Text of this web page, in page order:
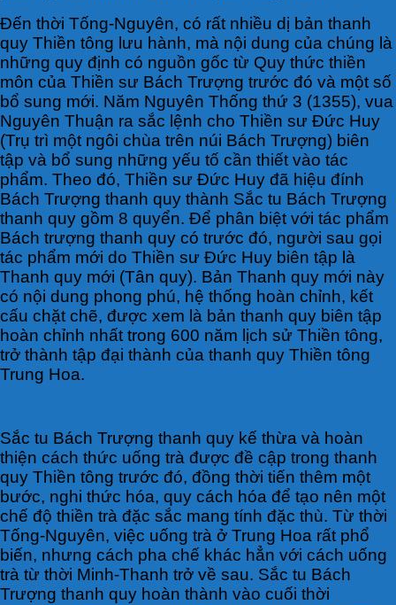
Đến thời Tống-Nguyên, có rất nhiều dị bản thanh
quy Thiền tông lưu hành, mà nội dung của chúng là
những quy định có nguồn gốc từ Quy thức thiền
môn của Thiền sư Bách Trượng trước đó và một số
bổ sung mới. Năm Nguyên Thống thứ 3 (1355), vua
Nguyên Thuận ra sắc lệnh cho Thiền sư Đức Huy
(Trụ trì một ngôi chùa trên núi Bách Trượng) biên
tập và bổ sung những yếu tố cần thiết vào tác
phẩm. Theo đó, Thiền sư Đức Huy đã hiệu đính
Bách Trượng thanh quy thành Sắc tu Bách Trượng
thanh quy gồm 8 quyển. Để phân biệt với tác phẩm
Bách trượng thanh quy có trước đó, người sau gọi
tác phẩm mới do Thiền sư Đức Huy biên tập là
Thanh quy mới (Tân quy). Bản Thanh quy mới này
có nội dung phong phú, hệ thống hoàn chỉnh, kết
cấu chặt chẽ, được xem là bản thanh quy biên tập
hoàn chỉnh nhất trong 600 năm lịch sử Thiền tông,
trở thành tập đại thành của thanh quy Thiền tông
Trung Hoa.
Sắc tu Bách Trượng thanh quy kế thừa và hoàn
thiện cách thức uống trà được đề cập trong thanh
quy Thiền tông trước đó, đồng thời tiến thêm một
bước, nghi thức hóa, quy cách hóa để tạo nên một
chế độ thiền trà đặc sắc mang tính đặc thù. Từ thời
Tống-Nguyên, việc uống trà ở Trung Hoa rất phổ
biến, nhưng cách pha chế khác hẳn với cách uống
trà từ thời Minh-Thanh trở về sau. Sắc tu Bách
Trượng thanh quy hoàn thành vào cuối thời